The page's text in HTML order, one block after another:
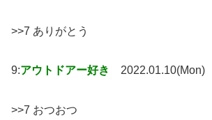
>>7 ありがとう
9:アウトドアー好き 2022.01.10(Mon)
>>7 おつおつ